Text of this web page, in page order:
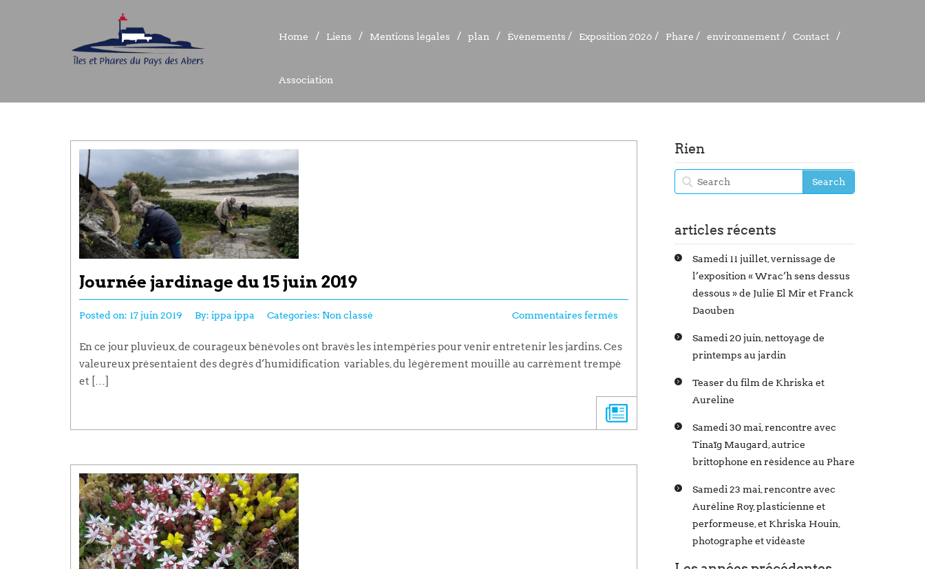
Home Liens Mentions légales plan Événements Exposition 2026 Phare environnement Contact
Association
Home Liens Mentions légales plan Événements Exposition 2026 Phare environnement Contact
Association
Journée jardinage du 15 juin 2019
Posted on: 17 juin 2019 By: ippa ippa Categories: Non classé Commentaires fermés
En ce jour pluvieux, de courageux bénévoles ont bravés les intempéries pour venir entretenir les jardins. Ces
valeureux présentaient des degrés d’humidification variables, du légèrement mouillé au carrément trempé
et […]
Rien
articles récents
Samedi 11 juillet, vernissage de
l’exposition « Wrac’h sens dessus
dessous » de Julie El Mir et Franck
Daouben
Samedi 20 juin, nettoyage de
printemps au jardin
Teaser du film de Khriska et
Aureline
Samedi 30 mai, rencontre avec
Tinaïg Maugard, autrice
brittophone en résidence au Phare
Samedi 23 mai, rencontre avec
Auréline Roy, plasticienne et
performeuse, et Khriska Houin,
photographe et vidéaste